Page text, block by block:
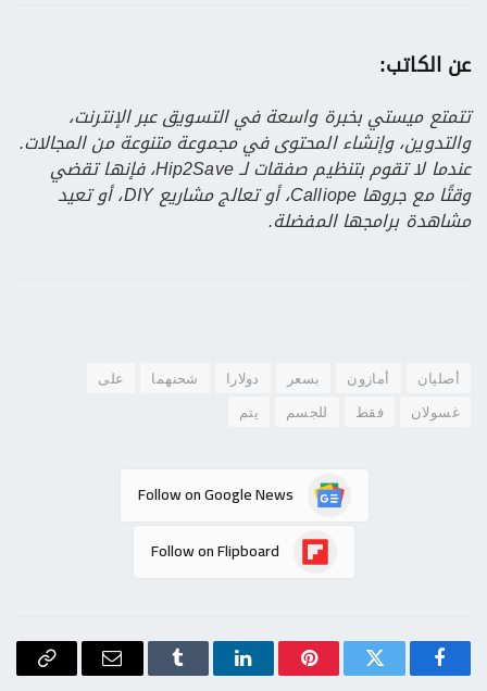
عن الكاتب:
تتمتع ميستي بخبرة واسعة في التسويق عبر الإنترنت،
والتدوين، وإنشاء المحتوى في مجموعة متنوعة من المجالات.
عندما لا تقوم بتنظيم صفقات لـ Hip2Save، فإنها تقضي
وقتًا مع جروها Calliope، أو تعالج مشاريع DIY، أو تعيد
مشاهدة برامجها المفضلة.
أصليان أمازون بسعر دولارا شحنهما
على
غسولان
فقط للجسم يتم
Follow on Google News
Follow on Flipboard
فيسبوكتويتر بينتيريستلينكدإن Tumblr البريد
Copy